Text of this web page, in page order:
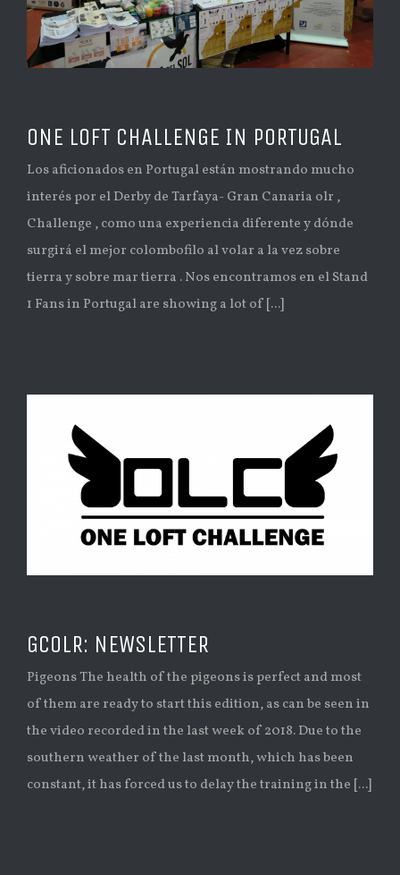
ONE LOFT CHALLENGE IN PORTUGAL
Los aficionados en Portugal están mostrando mucho
interés por el Derby de Tarfaya- Gran Canaria olr ,
Challenge , como una experiencia diferente y dónde
surgirá el mejor colombofilo al volar a la vez sobre
tierra y sobre mar tierra . Nos encontramos en el Stand
1 Fans in Portugal are showing a lot of [...]
GCOLR: NEWSLETTER
Pigeons The health of the pigeons is perfect and most
of them are ready to start this edition, as can be seen in
the video recorded in the last week of 2018. Due to the
southern weather of the last month, which has been
constant, it has forced us to delay the training in the [...]